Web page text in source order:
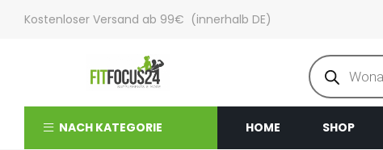
Kostenloser Versand ab 99€ (innerhalb DE)
NACH KATEGORIE HOME SHOP